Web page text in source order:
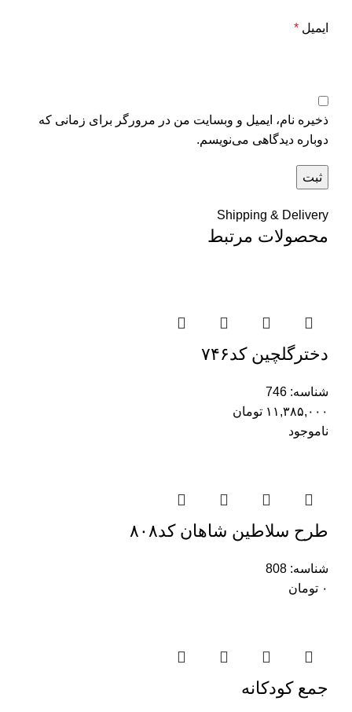
ایمیل *
ذخیره نام، ایمیل و وبسایت من در مرورگر برای زمانی که
دوباره دیدگاهی می‌نویسم.
Shipping & Delivery
محصولات مرتبط
دخترگلچین کد۷۴۶
شناسه: 746
۱۱,۳۸۵,۰۰۰ تومان
ناموجود
طرح سلاطین شاهان کد۸۰۸
شناسه: 808
۰ تومان
جمع کودکانه